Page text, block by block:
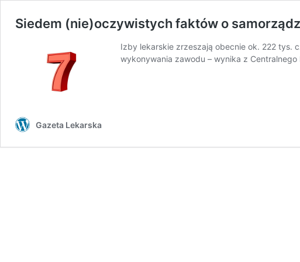
Siedem (nie)oczywistych faktów o
Izby lekarskie zrzeszają obecnie ok. 222 tys.
wykonywania zawodu – wynika z Centralnego
Gazeta Lekarska